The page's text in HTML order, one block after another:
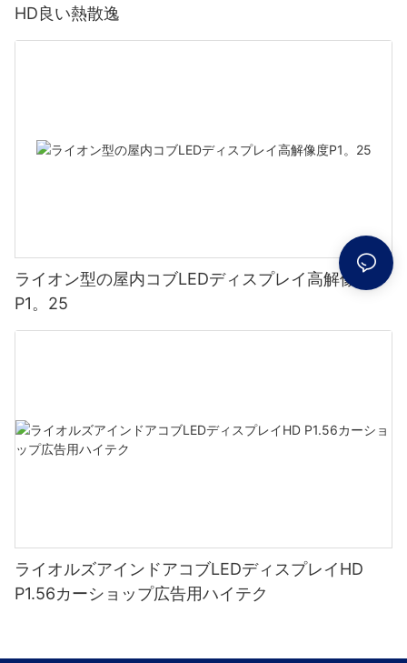
HD良い熱散逸
ライオン型の屋内コブLEDディスプレイ高解像度
P1。25
ライオルズアインドアコブLEDディスプレイHD
P1.56カーショップ広告用ハイテク